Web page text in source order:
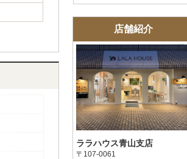
店舗紹介
ララハウス青山支店
〒107-0061